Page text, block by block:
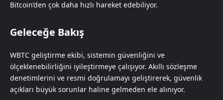
Bitcoin’den çok daha hızlı hareket edebiliyor.
Geleceğe Bakış
WBTC geliştirme ekibi, sistemin güvenliğini ve
ölçeklenebilirliğini iyileştirmeye çalışıyor. Akıllı sözleşme
denetimlerini ve resmi doğrulamayı geliştirerek, güvenlik
açıkları büyük sorunlar haline gelmeden ele alınıyor.